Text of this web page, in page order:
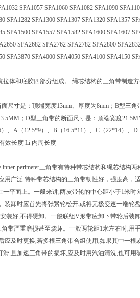
SPA1057 SPA1060 SPA1082 SPA1090
SPA1282 SPA1300 SPA1307 SPA1320 SPA1357
SPA1500 SPA1557 SPA1582 SPA1600 SPA1607
SPA2682 SPA2762 SPA2782 SPA2800
SPA3870 SPA4000 SPA4050 SPA4100 SPA4150
体和底胶四部分组成。 绳芯结构的三角带制造
尺寸是：顶端宽度13mm、厚度为8mm；B型三
；D型三角带的断面尺寸是：顶端宽度
A（12.5*9）、B（16.5*11）、C（22*14）、D
效长度 Li 内周长度
inner-perimeter三角带有特种带芯结构和绳芯结构
广泛 特种带芯结构的三角带韧性好，强度高，
平面上。一般来讲,两皮带轮的中心距小于1米时
卸时应首先将张紧轮松开,或将无极变速一端轮
装好,不得硬卸。一般联组V形带应卸下带轮后装
带严重磨损甚至烧坏。一般两轮距1米左右时,用
及时更换,若多根三角带合组使用,如果其中一
,且加速三角带的损坏,应及时用汽油清洗,也可